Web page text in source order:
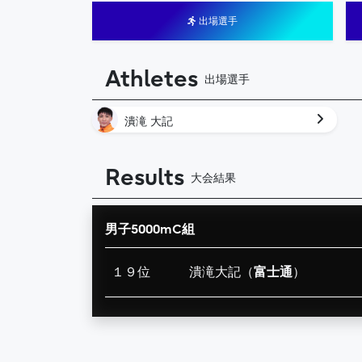
出場選手
Athletes 出場選手
潰滝 大記
Results 大会結果
男子5000mC組
１９位 潰滝大記（富士通）